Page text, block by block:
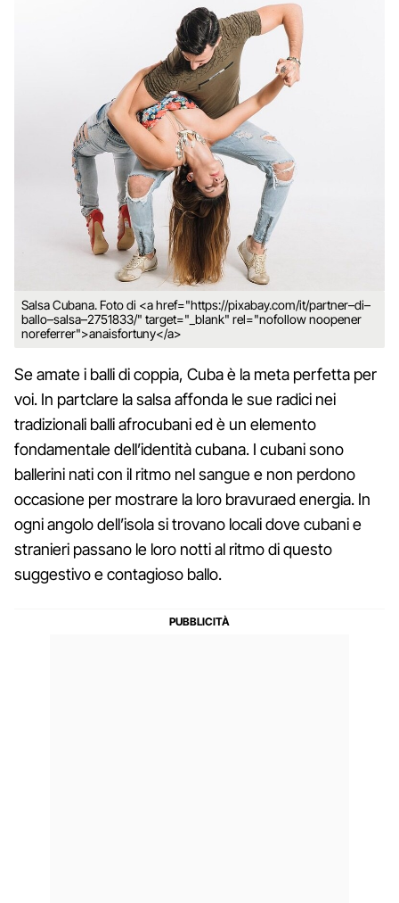
Salsa Cubana. Foto di <a href="https://pixabay.com/it/partner–di–
ballo–salsa–2751833/" target="_blank" rel="nofollow noopener
noreferrer">anaisfortuny</a>
Se amate i balli di coppia, Cuba è la meta perfetta per
voi. In partclare la salsa affonda le sue radici nei
tradizionali balli afrocubani ed è un elemento
fondamentale dell’identità cubana. I cubani sono
ballerini nati con il ritmo nel sangue e non perdono
occasione per mostrare la loro bravuraed energia. In
ogni angolo dell’isola si trovano locali dove cubani e
stranieri passano le loro notti al ritmo di questo
suggestivo e contagioso ballo.